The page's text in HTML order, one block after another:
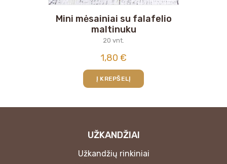
Mini mėsainiai su falafelio
maltinuku
20 vnt.
1,80 €
Į KREPŠELĮ
UŽKANDŽIAI
Užkandžių rinkiniai